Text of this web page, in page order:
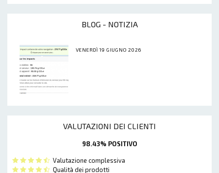
BLOG - NOTIZIA
VENERDÌ 19 GIUGNO 2026
VALUTAZIONI DEI CLIENTI
98.43% POSITIVO
Valutazione complessiva
Qualità dei prodotti